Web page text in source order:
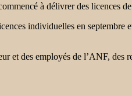
à délivrer des licences
individuelles en
et des employés de l’ANF,